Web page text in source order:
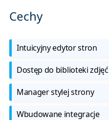
Cechy
Intuicyjny edytor stron
Dostęp do biblioteki zdjęć
Manager stylej strony
Wbudowane integracje